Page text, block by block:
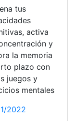
tus
activa
y
la memoria
plazo con
juegos y
mentales
2022